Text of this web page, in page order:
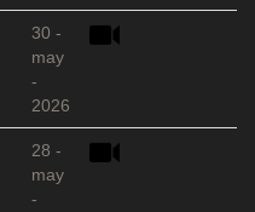
30 -
may
-
2026
28 -
may
-